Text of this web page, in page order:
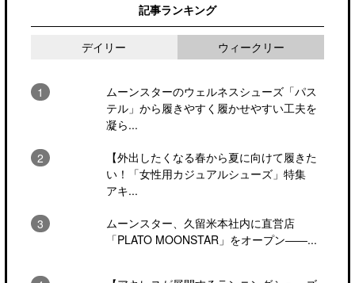
記事ランキング
デイリー ウィークリー
ムーンスターのウェルネスシューズ「パス
テル」から履きやすく履かせやすい工夫を
凝ら...
【外出したくなる春から夏に向けて履きた
い！「女性用カジュアルシューズ」特集
アキ...
ムーンスター、久留米本社内に直営店
「PLATO MOONSTAR」をオープン――...